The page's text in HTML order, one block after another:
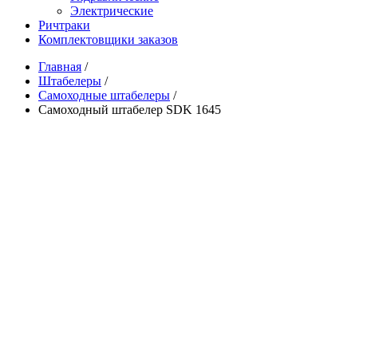
Электрические
Ричтраки
Комплектовщики заказов
Главная /
Штабелеры /
Самоходные штабелеры /
Самоходный штабелер SDK 1645